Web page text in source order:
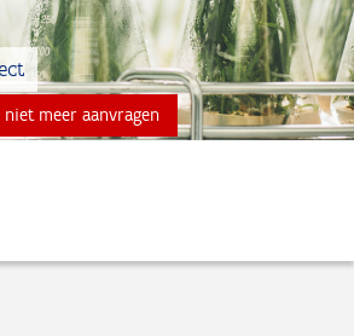
niet meer aanvragen